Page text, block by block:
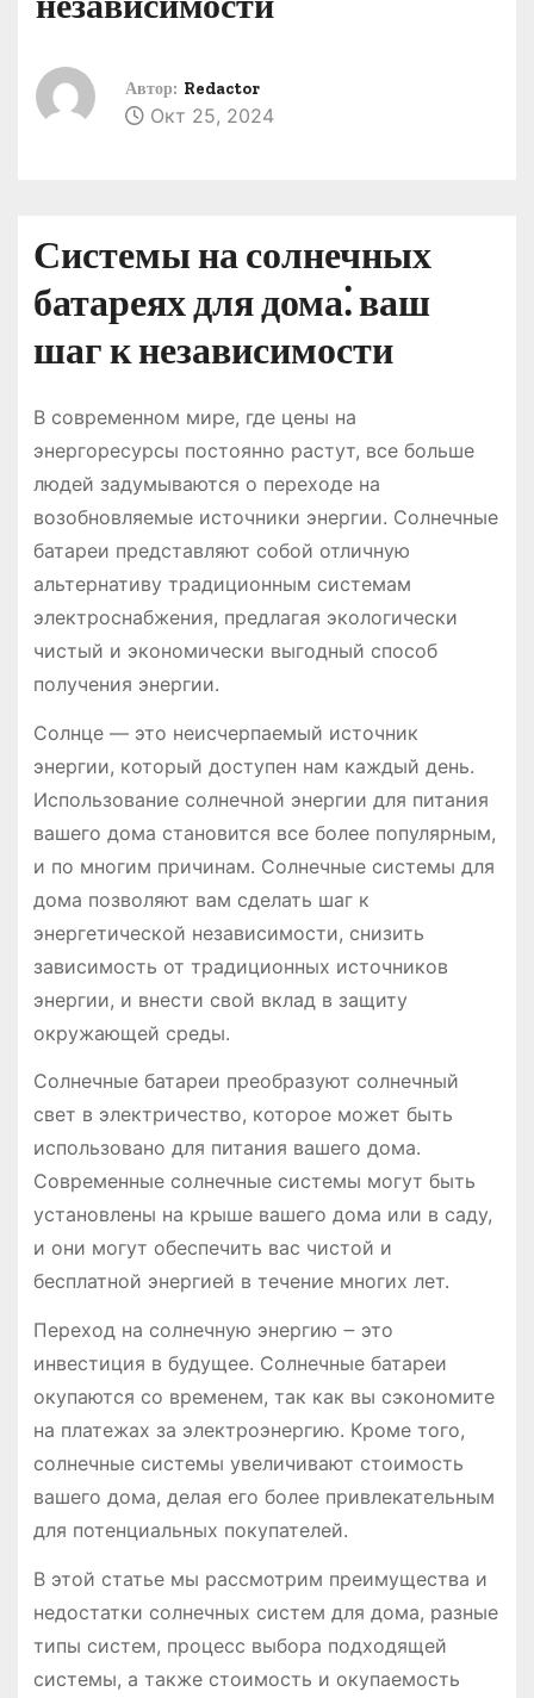
Автор: Redactor
Окт 25, 2024
Системы на солнечных
батареях для дома⁚ ваш
шаг к независимости
В современном мире, где цены на
энергоресурсы постоянно растут, все больше
людей задумываются о переходе на
возобновляемые источники энергии. Солнечные
батареи представляют собой отличную
альтернативу традиционным системам
электроснабжения, предлагая экологически
чистый и экономически выгодный способ
получения энергии.
Солнце — это неисчерпаемый источник
энергии, который доступен нам каждый день.
Использование солнечной энергии для питания
вашего дома становится все более популярным,
и по многим причинам. Солнечные системы для
дома позволяют вам сделать шаг к
энергетической независимости, снизить
зависимость от традиционных источников
энергии, и внести свой вклад в защиту
окружающей среды.
Солнечные батареи преобразуют солнечный
свет в электричество, которое может быть
использовано для питания вашего дома.
Современные солнечные системы могут быть
установлены на крыше вашего дома или в саду,
и они могут обеспечить вас чистой и
бесплатной энергией в течение многих лет.
Переход на солнечную энергию ౼ это
инвестиция в будущее. Солнечные батареи
окупаются со временем, так как вы сэкономите
на платежах за электроэнергию. Кроме того,
солнечные системы увеличивают стоимость
вашего дома, делая его более привлекательным
для потенциальных покупателей.
В этой статье мы рассмотрим преимущества и
недостатки солнечных систем для дома, разные
типы систем, процесс выбора подходящей
системы, а также стоимость и окупаемость